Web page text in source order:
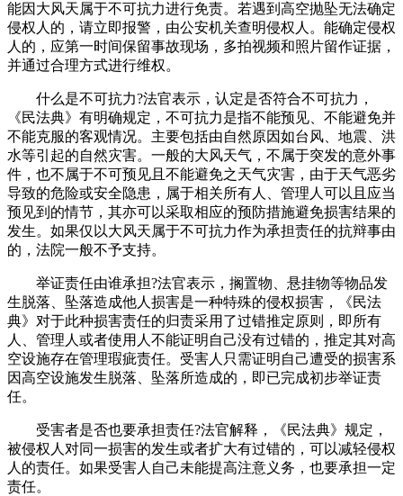
能因大风天属于不可抗力进行免责。若遇到高空抛坠无法确定
侵权人的，请立即报警，由公安机关查明侵权人。能确定侵权
人的，应第一时间保留事故现场，多拍视频和照片留作证据，
并通过合理方式进行维权。
什么是不可抗力?法官表示，认定是否符合不可抗力，
《民法典》有明确规定，不可抗力是指不能预见、不能避免并
不能克服的客观情况。主要包括由自然原因如台风、地震、洪
水等引起的自然灾害。一般的大风天气，不属于突发的意外事
件，也不属于不可预见且不能避免之天气灾害，由于天气恶劣
导致的危险或安全隐患，属于相关所有人、管理人可以且应当
预见到的情节，其亦可以采取相应的预防措施避免损害结果的
发生。如果仅以大风天属于不可抗力作为承担责任的抗辩事由
的，法院一般不予支持。
举证责任由谁承担?法官表示，搁置物、悬挂物等物品发
生脱落、坠落造成他人损害是一种特殊的侵权损害，《民法
典》对于此种损害责任的归责采用了过错推定原则，即所有
人、管理人或者使用人不能证明自己没有过错的，推定其对高
空设施存在管理瑕疵责任。受害人只需证明自己遭受的损害系
因高空设施发生脱落、坠落所造成的，即已完成初步举证责
任。
受害者是否也要承担责任?法官解释，《民法典》规定，
被侵权人对同一损害的发生或者扩大有过错的，可以减轻侵权
人的责任。如果受害人自己未能提高注意义务，也要承担一定
责任。